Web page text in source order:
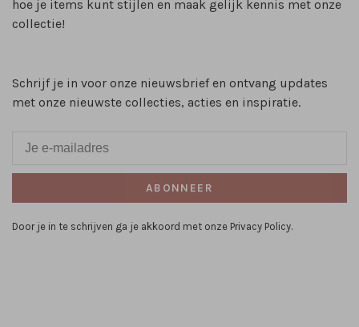
hoe je items kunt stijlen en maak gelijk kennis met onze
collectie!
Schrijf je in voor onze nieuwsbrief en ontvang updates
met onze nieuwste collecties, acties en inspiratie.
ABONNEER
Door je in te schrijven ga je akkoord met onze Privacy Policy.